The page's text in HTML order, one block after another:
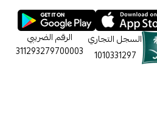
السجل التجاري
1010331297
الرقم الضريبي
311293279700003